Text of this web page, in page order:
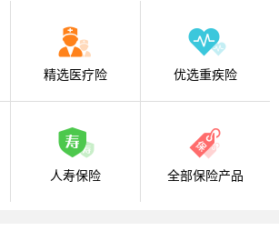
精选医疗险 优选重疾险
人寿保险 全部保险产品